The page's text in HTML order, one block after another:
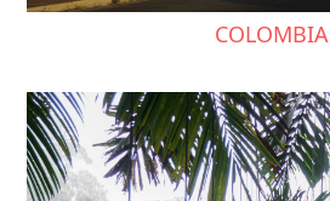
COLOMBIA